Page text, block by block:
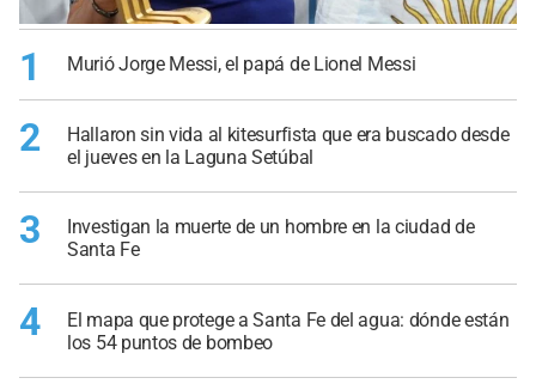
1 Murió Jorge Messi, el papá de Lionel Messi
2
Hallaron sin vida al kitesurfista que era buscado desde
el jueves en la Laguna Setúbal
3
Investigan la muerte de un hombre en la ciudad de
Santa Fe
4
El mapa que protege a Santa Fe del agua: dónde están
los 54 puntos de bombeo